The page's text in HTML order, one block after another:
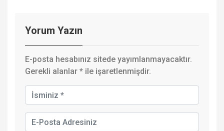
Yorum Yazın
E-posta hesabınız sitede yayımlanmayacaktır.
Gerekli alanlar * ile işaretlenmişdir.